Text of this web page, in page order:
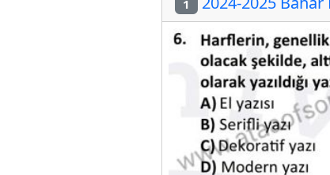
1